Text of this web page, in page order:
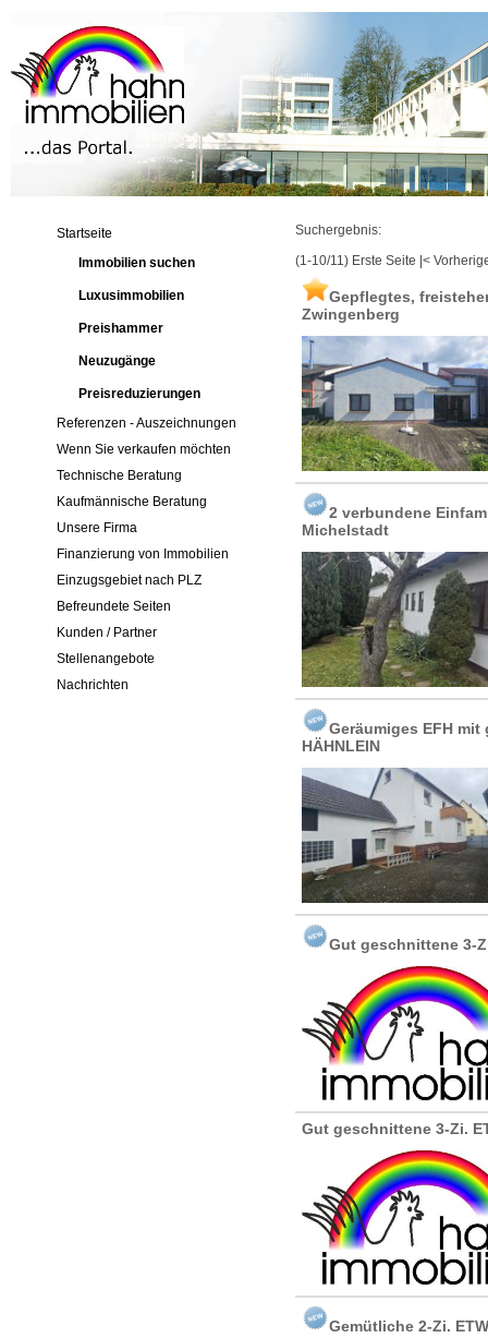
Startseite
Immobilien suchen
Luxusimmobilien
Preishammer
Neuzugänge
Preisreduzierungen
Referenzen - Auszeichnungen
Wenn Sie verkaufen möchten
Technische Beratung
Kaufmännische Beratung
Unsere Firma
Finanzierung von Immobilien
Einzugsgebiet nach PLZ
Befreundete Seiten
Kunden / Partner
Stellenangebote
Nachrichten
Suchergebnis:
(1-10/11) Erste Seite <
Gepflegtes,
Zwingenberg
2 verbundene
Michelstadt
Geräumiges EFH
HÄHNLEIN
Gut geschnittene 3-
Gut geschnittene 3-Zi.
Gemütliche 2-Zi.